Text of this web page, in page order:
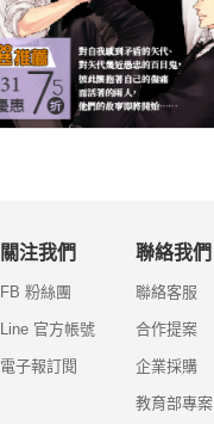
關注我們
FB 粉絲團
Line 官方帳號
電子報訂閱
聯絡我們
聯絡客服
合作提案
企業採購
教育部專案